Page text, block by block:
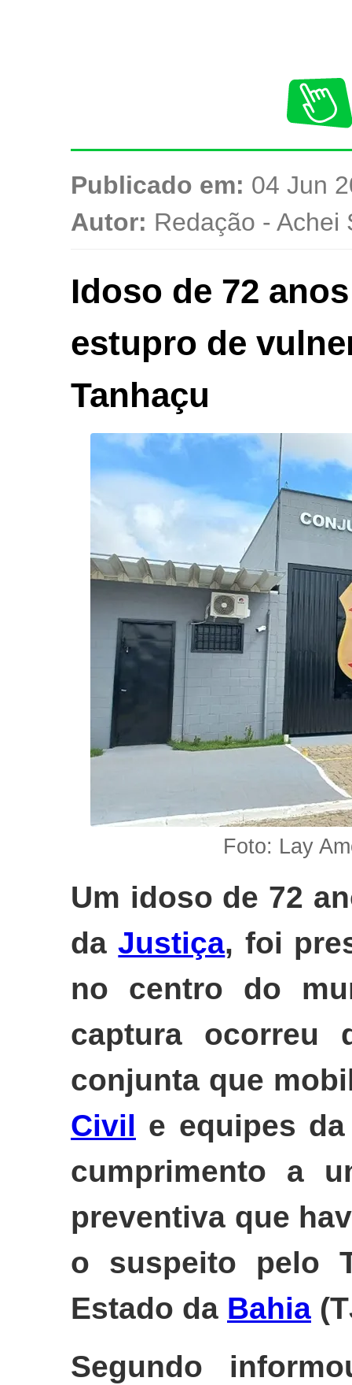
Publicado em: 04 Jun
Autor: Redação - Achei
Idoso de 72
estupro de
Tanhaçu
Foto: Lay
Um idoso de 72
daJustiça, foi
no centro do
captura ocorreu
conjunta que
Civil e equipes
cumprimento a
preventiva que
o suspeito pelo
Estado da Bahia
Segundo